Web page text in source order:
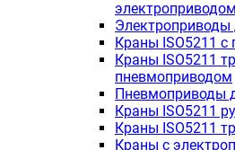
электроприводом
Электроприводы
Краны ISO5211
Краны ISO5211
пневмоприводом
Пневмоприводы
Краны ISO5211
Краны ISO5211
Краны с